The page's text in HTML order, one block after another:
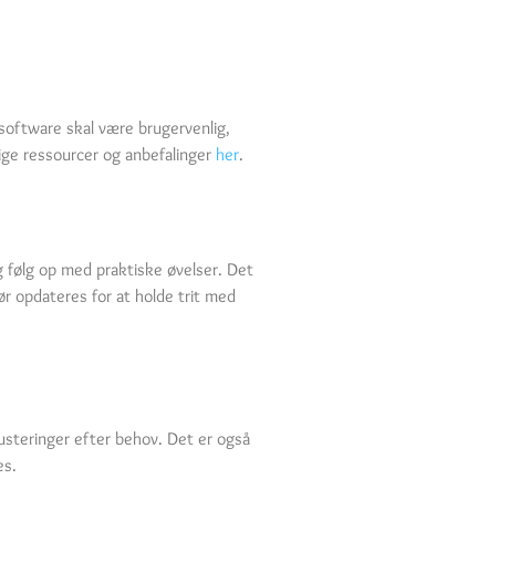
skal være brugervenlig,
ressourcer og anbefalinger her.
op med praktiske øvelser. Det
opdateres for at holde trit med
efter behov. Det er også